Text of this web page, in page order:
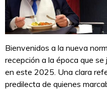
Bienvenidos a la nueva
recepción a la época que
en este 2025. Una clara
predilecta de quienes